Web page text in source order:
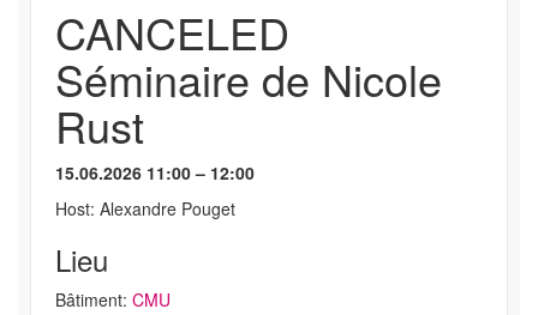
CANCELED
Séminaire de Nicole
Rust
15.06.2026 11:00 – 12:00
Host: Alexandre Pouget
Lieu
Bâtiment: CMU